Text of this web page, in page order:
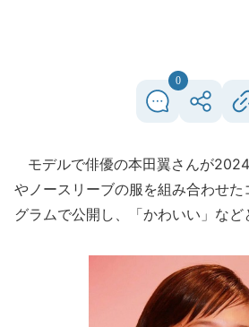
0
モデルで俳優の本田翼さんが
やノースリーブの服を組み合わせた
グラムで公開し、「かわいい」など